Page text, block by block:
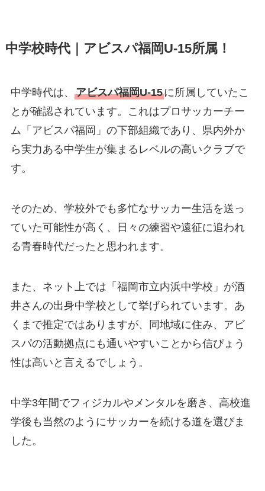
中学校時代｜アビスパ福岡U-15所属！
中学時代は、 アビスパ福岡U-15に所属していたこ
とが確認されています。これはプロサッカーチー
ム「アビスパ福岡」の下部組織であり、県内外か
ら実力ある中学生が集まるレベルの高いクラブで
す。
そのため、学校外でも多忙なサッカー生活を送っ
ていた可能性が高く、日々の練習や遠征に追われ
る青春時代だったと思われます。
また、ネット上では「福岡市立内浜中学校」が酒
井さんの出身中学校として挙げられています。あ
くまで推定ではありますが、同地域に住み、アビ
スパの活動拠点にも通いやすいことから信ぴょう
性は高いと言えるでしょう。
中学3年間でフィジカルやメンタルを磨き、高校進
学後も当然のようにサッカーを続ける道を選びま
した。